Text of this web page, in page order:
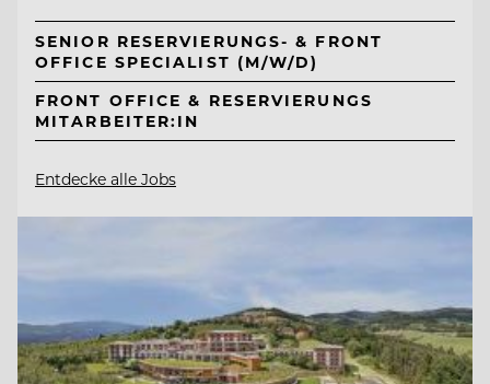
SENIOR RESERVIERUNGS- & FRONT
OFFICE SPECIALIST (M/W/D)
FRONT OFFICE & RESERVIERUNGS
MITARBEITER:IN
Entdecke alle Jobs